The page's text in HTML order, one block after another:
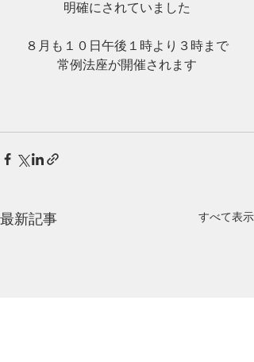
明確にされていました
８月も１０日午後１時より３時まで
常例法座が開催されます
最新記事 すべて表示